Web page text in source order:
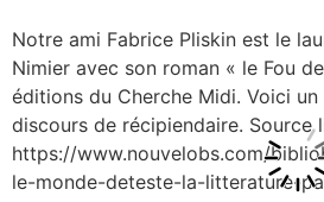
Notre ami Fabrice Pliskin est le
Nimier avec son roman « le Fou
éditions du Cherche Midi. Voici
discours de récipiendaire. Source
https://www.nouvelobs.com/
le-monde-deteste-la-litterature-